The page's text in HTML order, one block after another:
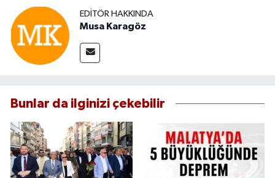
EDITÖR HAKKINDA
Musa Karagöz
Bunlar da ilginizi çekebilir